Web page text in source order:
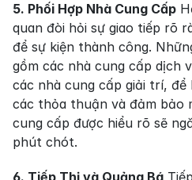
5. Phối Hợp Nhà Cung Cấp
quan đòi hỏi sự giao tiếp rõ
để sự kiện thành công.
gồm các nhà cung cấp dịch
các nhà cung cấp giải trí,
các thỏa thuận và đảm bảo
cung cấp được hiểu rõ sẽ
phút chót.
6. Tiếp Thị và Quảng Bá